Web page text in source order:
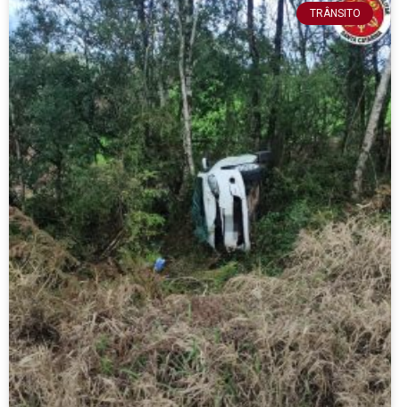
TRÂNSITO